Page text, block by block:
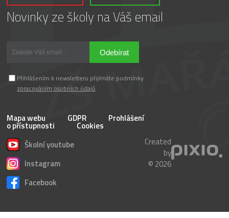
Novinky ze školy na Váš email
Odebírat
Přihlášením k newsletteru přijímáte podmínky
zpracováním osobních údajů
Mapa webu GDPR Prohlášení
o přístupnosti
Cookies
Školní youtube
Instagram
Facebook
Created
by
© 2026